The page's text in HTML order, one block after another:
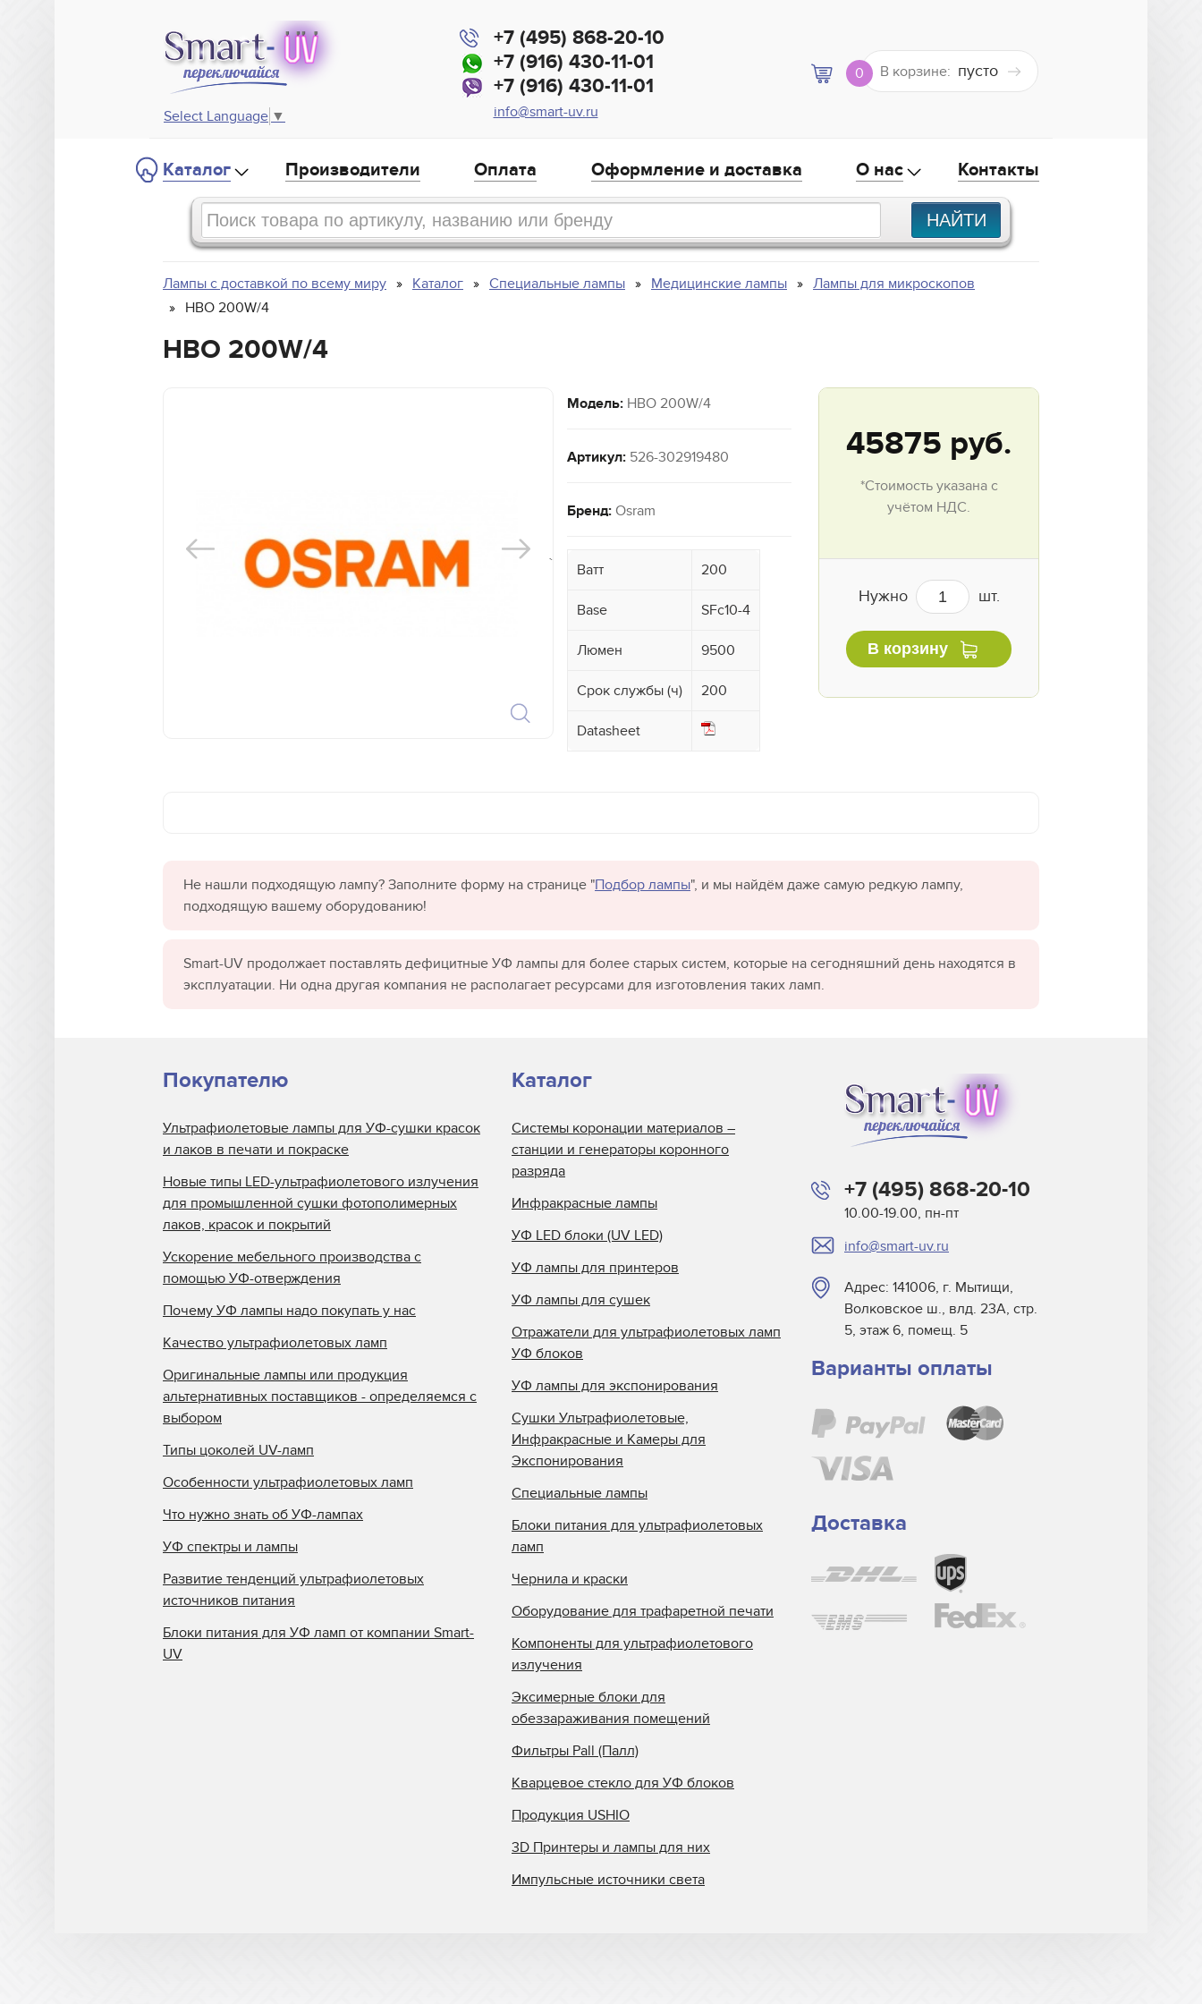
Select Language ▼
+7 (495) 868-20-10
+7 (916) 430-11-01
+7 (916) 430-11-01
info@smart-uv.ru
0 В корзине: пусто
Каталог Производители Оплата Оформление и доставка О нас Контакты
Лампы с доставкой по всему миру Каталог Специальные лампы Медицинские лампы
Лампы для микроскопов
HBO 200W/4
HBO 200W/4
`
Модель: HBO 200W/4
Артикул: 526-302919480
Бренд: Osram
Ватт 200
Base SFc10-4
Люмен 9500
Срок службы (ч) 200
Datasheet
45875 руб.
*Стоимость указана с
учётом НДС.
Нужно шт.
В корзину
Не нашли подходящую лампу? Заполните форму на странице "Подбор лампы", и мы найдём даже самую редкую лампу,
подходящую вашему оборудованию!
Smart-UV продолжает поставлять дефицитные УФ лампы для более старых систем, которые на сегодняшний день находятся в
эксплуатации. Ни одна другая компания не располагает ресурсами для изготовления таких ламп.
+7 (495) 868-20-10
10.00-19.00, пн-пт
info@smart-uv.ru
Адрес: 141006, г. Мытищи,
Волковское ш., влд. 23А, стр.
5, этаж 6, помещ. 5
Варианты оплаты
Доставка
Покупателю
Ультрафиолетовые лампы для УФ-сушки красок
и лаков в печати и покраске
Новые типы LED-ультрафиолетового излучения
для промышленной сушки фотополимерных
лаков, красок и покрытий
Ускорение мебельного производства с
помощью УФ-отверждения
Почему УФ лампы надо покупать у нас
Качество ультрафиолетовых ламп
Оригинальные лампы или продукция
альтернативных поставщиков - определяемся с
выбором
Типы цоколей UV-ламп
Особенности ультрафиолетовых ламп
Что нужно знать об УФ-лампах
УФ спектры и лампы
Развитие тенденций ультрафиолетовых
источников питания
Блоки питания для УФ ламп от компании Smart-
UV
Каталог
Системы коронации материалов –
станции и генераторы коронного
разряда
Инфракрасные лампы
УФ LED блоки (UV LED)
УФ лампы для принтеров
УФ лампы для сушек
Отражатели для ультрафиолетовых ламп
УФ блоков
УФ лампы для экспонирования
Сушки Ультрафиолетовые,
Инфракрасные и Камеры для
Экспонирования
Специальные лампы
Блоки питания для ультрафиолетовых
ламп
Чернила и краски
Оборудование для трафаретной печати
Компоненты для ультрафиолетового
излучения
Эксимерные блоки для
обеззараживания помещений
Фильтры Pall (Палл)
Кварцевое стекло для УФ блоков
Продукция USHIO
3D Принтеры и лампы для них
Импульсные источники света